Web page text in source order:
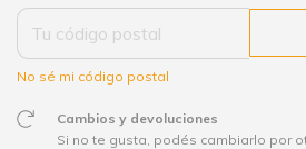
No sé mi código postal
Cambios y devoluciones
Si no te gusta, podés cambiarlo por